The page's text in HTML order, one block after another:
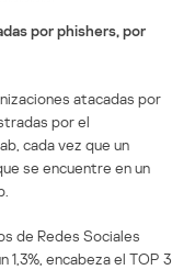
por phishers, por
atacadas por
por el
cada vez que un
se encuentre en un
de Redes Sociales
1,3%, encabeza el TOP 3